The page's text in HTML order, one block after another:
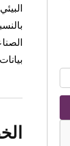
بالنسبة لـ 15 معلنًا لشراء وسائل إعلام عبر 12 ناشرًا،